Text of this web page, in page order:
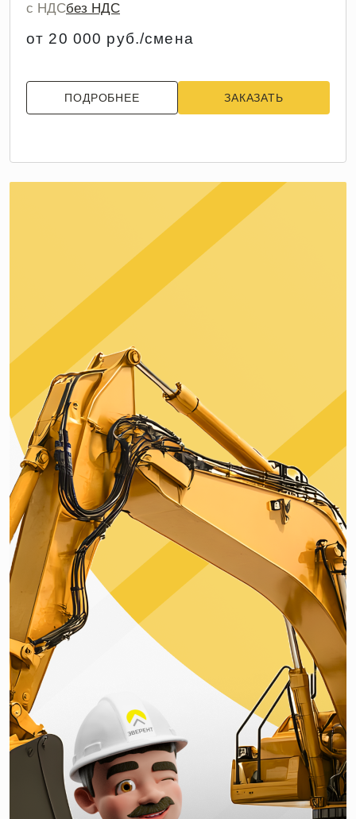
с НДСбез НДС
от 20 000 руб./смена
ПОДРОБНЕЕ ЗАКАЗАТЬ